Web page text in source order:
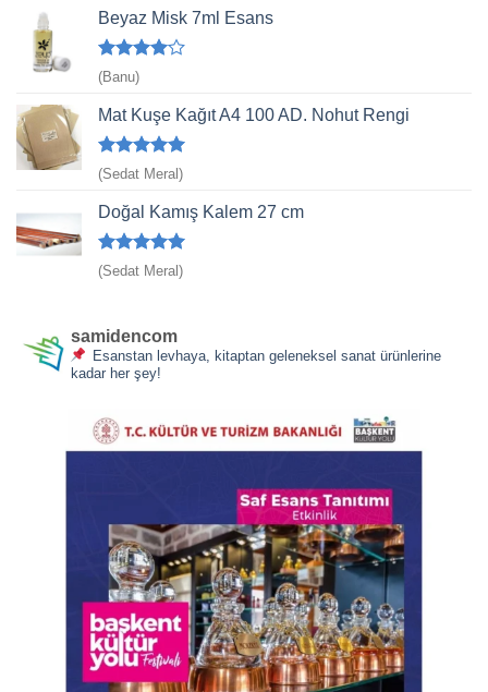
Beyaz Misk 7ml Esans
5
üzerinden
4 oy aldı
(Banu)
Mat Kuşe Kağıt A4 100 AD. Nohut Rengi
5 üzerinden
5
(Sedat Meral)
Doğal Kamış Kalem 27 cm
5 üzerinden
5
(Sedat Meral)
samidencom
Esanstan levhaya, kitaptan geleneksel sanat ürünlerine
kadar her şey!